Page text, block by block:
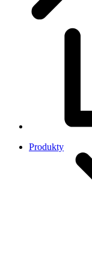
Produkty